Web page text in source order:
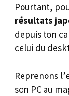
Pourtant,
résultats
depuis ton
celui du
Reprenons
son PC au